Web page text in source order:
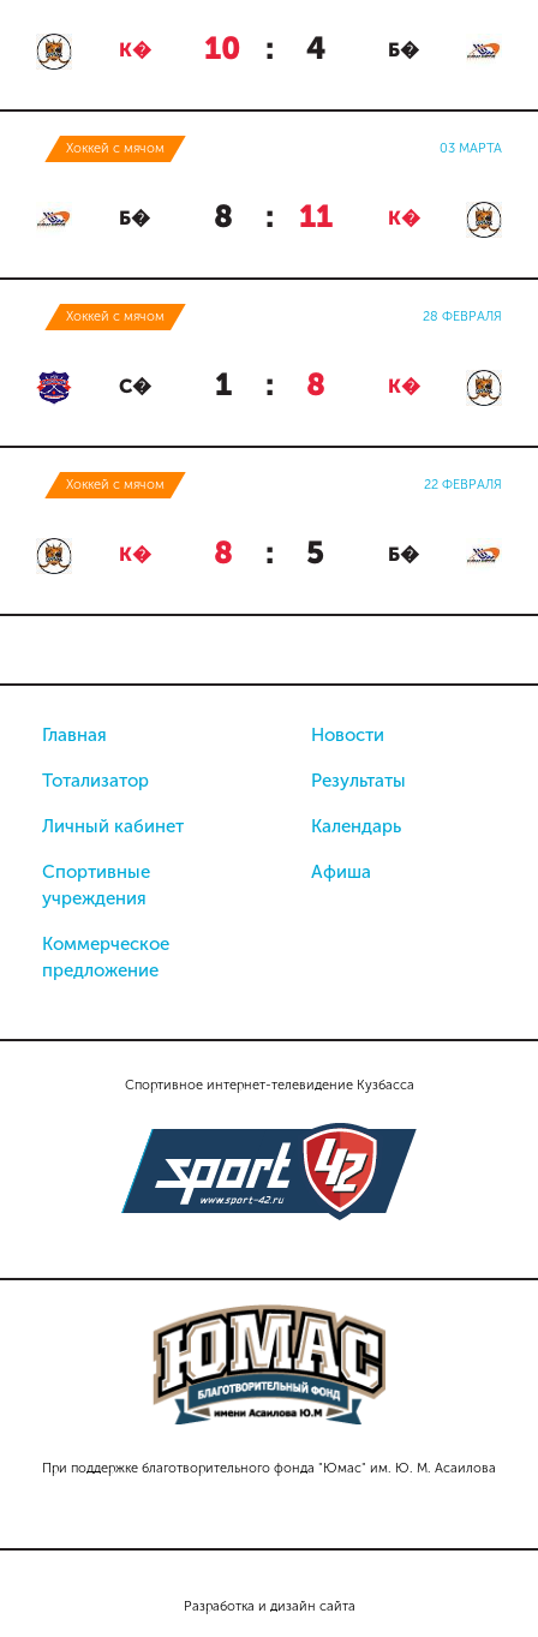
К� 10 : 4 Б�
Хоккей с мячом 03 МАРТА
Б� 8 : 11 К�
Хоккей с мячом 28 ФЕВРАЛЯ
С� 1 : 8 К�
Хоккей с мячом 22 ФЕВРАЛЯ
К� 8 : 5 Б�
Спортивное интернет-телевидение Кузбасса
При поддержке благотворительного фонда "Юмас" им. Ю. М. Асаилова
Главная
Тотализатор
Личный кабинет
Спортивные
учреждения
Коммерческое
предложение
Новости
Результаты
Календарь
Афиша
Разработка и дизайн сайта